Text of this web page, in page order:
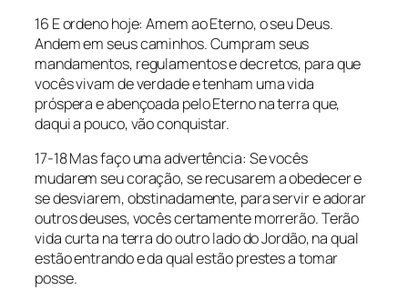
16 E ordeno hoje: Amem ao Eterno, o seu Deus.
Andem em seus caminhos. Cumpram seus
mandamentos, regulamentos e decretos, para que
vocês vivam de verdade e tenham uma vida
próspera e abençoada pelo Eterno na terra que,
daqui a pouco, vão conquistar.
17-18 Mas faço uma advertência: Se vocês
mudarem seu coração, se recusarem a obedecer e
se desviarem, obstinadamente, para servir e adorar
outros deuses, vocês certamente morrerão. Terão
vida curta na terra do outro lado do Jordão, na qual
estão entrando e da qual estão prestes a tomar
posse.